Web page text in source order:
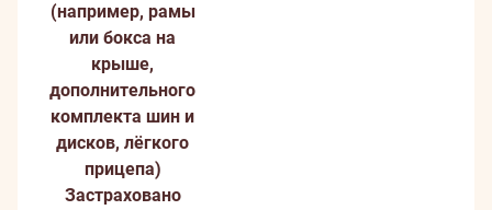
(например, рамы
или бокса на
крыше,
дополнительного
комплекта шин и
дисков, лёгкого
прицепа)
Застраховано